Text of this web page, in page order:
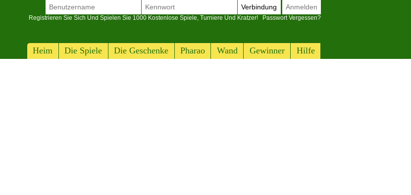
Heim Die Spiele Die Geschenke Pharao Wand Gewinner Hilfe
Verbindung Anmelden
Registrieren Sie Sich Und Spielen Sie 1000 Kostenlose Spiele, Turniere Und Kratzer! Passwort Vergessen?